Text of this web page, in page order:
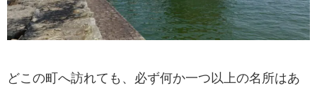
どこの町へ訪れても、必ず何か一つ以上の名所はあ